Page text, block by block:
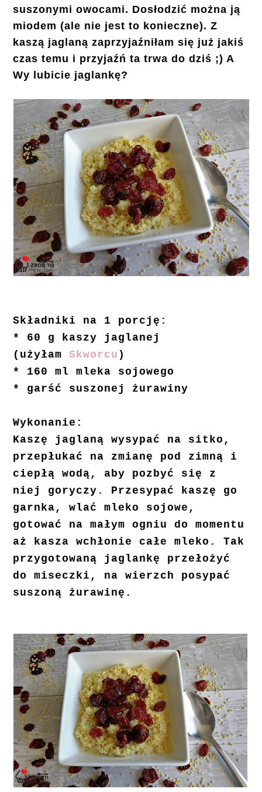
suszonymi owocami. Dosłodzić można ją
miodem (ale nie jest to konieczne). Z
kaszą jaglaną zaprzyjaźniłam się już jakiś
czas temu i przyjaźń ta trwa do dziś ;) A
Wy lubicie jaglankę?
Składniki na 1 porcję:
* 60 g kaszy jaglanej
(użyłamSkworcu )
* 160 ml mleka sojowego
* garść suszonej żurawiny
Wykonanie:
Kaszę jaglaną wysypać na sitko,
przepłukać na zmianę pod zimną i
ciepłą wodą, aby pozbyć się z
niej goryczy. Przesypać kaszę go
garnka, wlać mleko sojowe,
gotować na małym ogniu do momentu
aż kasza wchłonie całe mleko. Tak
przygotowaną jaglankę przełożyć
do miseczki, na wierzch posypać
suszoną żurawinę.